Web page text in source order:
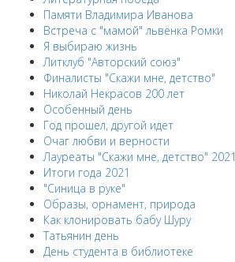
Памяти Владимира Иванова
Встреча с "мамой" львёнка Ромки
Я выбираю жизнь
Литклуб "Авторский союз"
Финалисты "Скажи мне, детство"
Николай Некрасов 200 лет
Особенный день
Год прошел, другой идет
Очаг любви и верности
Лауреаты "Скажи мне, детство" 2021
Итоги года 2021
"Синица в руке"
Образы, орнамент, природа
Как клонировать бабу Шуру
Татьянин день
День студента в библиотеке